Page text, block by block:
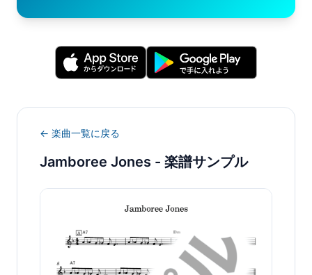
← 楽曲一覧に戻る
Jamboree Jones - 楽譜サンプル